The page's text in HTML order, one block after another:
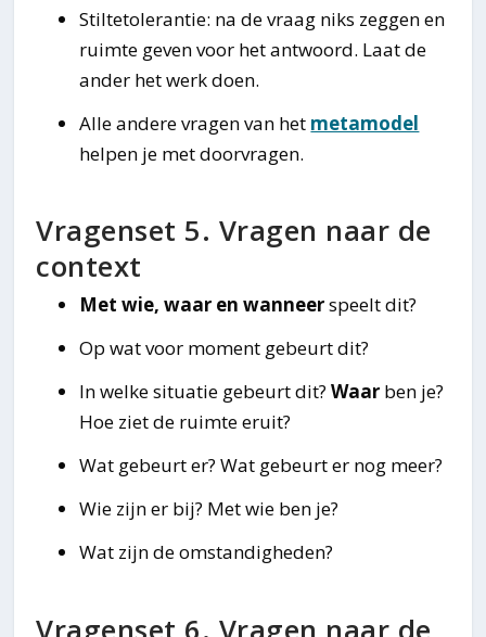
Stiltetolerantie: na de vraag niks zeggen en
ruimte geven voor het antwoord. Laat de
ander het werk doen.
Alle andere vragen van het metamodel
helpen je met doorvragen.
Vragenset 5. Vragen naar de
context
Met wie, waar en wanneerspeelt dit?
Op wat voor moment gebeurt dit?
In welke situatie gebeurt dit?Waar ben je?
Hoe ziet de ruimte eruit?
Wat gebeurt er? Wat gebeurt er nog meer?
Wie zijn er bij? Met wie ben je?
Wat zijn de omstandigheden?